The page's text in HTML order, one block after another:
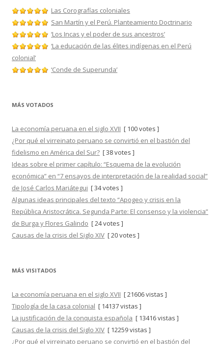
Las Corografías coloniales
San Martín y el Perú. Planteamiento Doctrinario
‘Los Incas y el poder de sus ancestros’
‘La educación de las élites indígenas en el Perú
colonial’
‘Conde de Superunda’
MÁS VOTADOS
La economía peruana en el siglo XVII [ 100 votes ]
¿Por qué el virreinato peruano se convirtió en el bastión del
fidelismo en América del Sur? [ 38 votes ]
Ideas sobre el primer capítulo: “Esquema de la evolución
económica” en “7 ensayos de interpretación de la realidad social”
de José Carlos Mariátegui [ 34 votes ]
Algunas ideas principales del texto “Apogeo y crisis en la
República Aristocrática. Segunda Parte: El consenso y la violencia”
de Burga y Flores Galindo [ 24 votes ]
Causas de la crisis del Siglo XIV [ 20 votes ]
MÁS VISITADOS
La economía peruana en el siglo XVII [ 21606 vistas ]
Tipología de la casa colonial [ 14137 vistas ]
La justificación de la conquista española [ 13416 vistas ]
Causas de la crisis del Siglo XIV [ 12259 vistas ]
¿Por qué el virreinato peruano se convirtió en el bastión del